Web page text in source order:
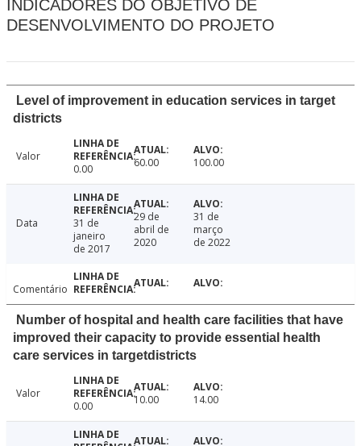
INDICADORES DO OBJETIVO DE
DESENVOLVIMENTO DO PROJETO
Level of improvement in education services in target
districts
Valor
0.00
60.00 100.00
Data
31 de
janeiro
de 2017
29 de
abril de
2020
31 de
março
de 2022
Comentário
Number of hospital and health care facilities that have
improved their capacity to provide essential health
care services in targetdistricts
Valor
0.00
10.00 14.00